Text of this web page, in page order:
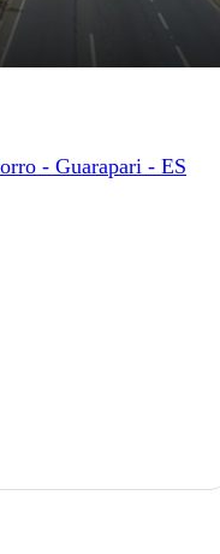
- Guarapari - ES